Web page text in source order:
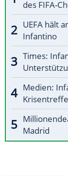
des FIFA-
UEFA hält
Infantino
Times:
Medien:
Madrid